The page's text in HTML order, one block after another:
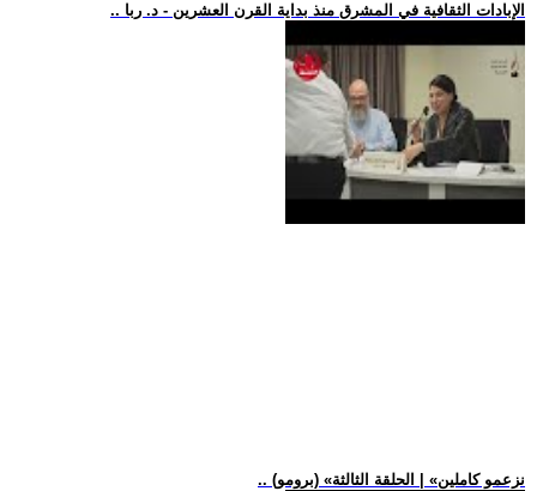
.. الإبادات الثقافية في المشرق منذ بداية القرن العشرين - د. ربا
.. (برومو) «نزعمو كاملين» | الحلقة الثالثة